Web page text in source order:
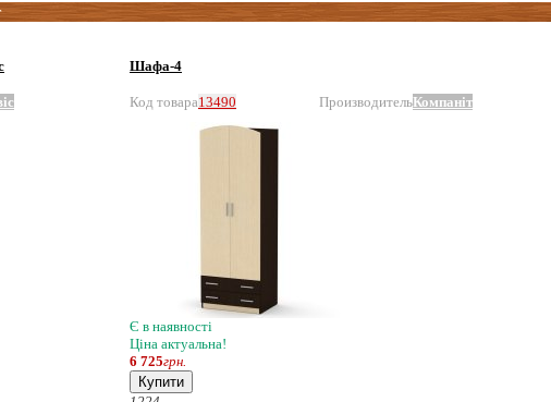
Шафа-4
Код товара13490 ПроизводительКомпаніт
Є в наявності
Ціна актуальна!
6 725грн.
Купити